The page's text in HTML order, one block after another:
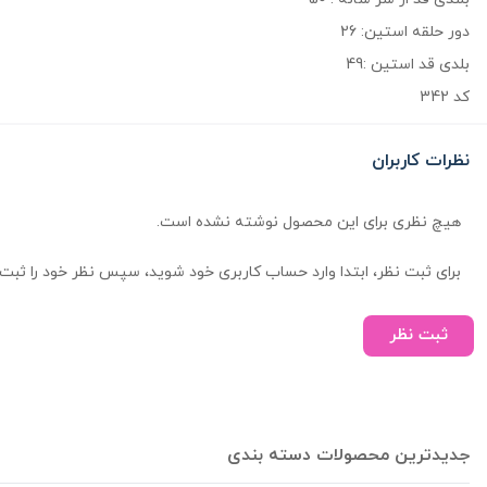
دور حلقه استین: 26
بلدی قد استین :49
کد 342
نظرات کاربران
هیچ نظری برای این محصول نوشته نشده است.
برای ثبت نظر، ابتدا وارد حساب کاربری خود شوید، سپس نظر خود را ثبت
ثبت نظر
جدیدترین محصولات دسته بندی